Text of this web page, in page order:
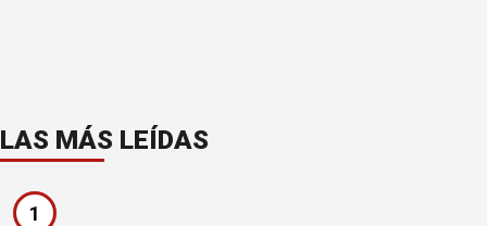
LAS MÁS LEÍDAS
1